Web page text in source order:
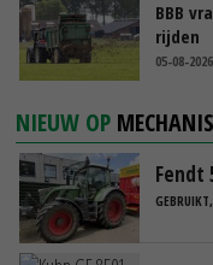
BBB
rijden
05-08-2026
NIEUW OP
Fendt